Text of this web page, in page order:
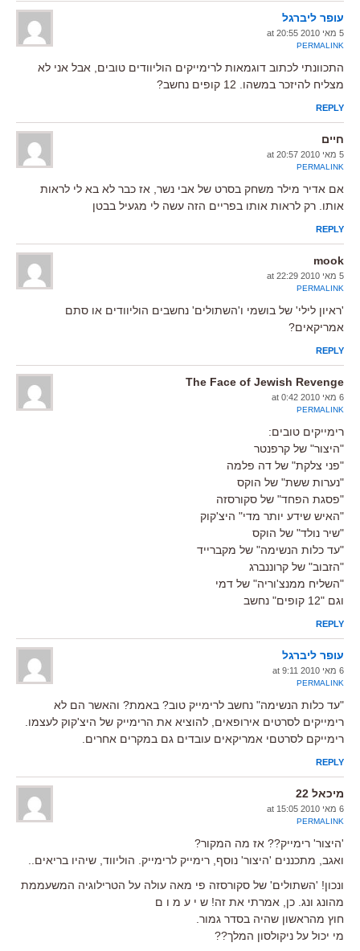
עופר ליברגל
5 מאי 2010 at 20:55
PERMALINK
התכוונתי לכתוב דוגמאות לרימייקים הוליוודים טובים, אבל אני לא
מצליח להיזכר במשהו. 12 קופים נחשב?
REPLY
חיים
5 מאי 2010 at 20:57
PERMALINK
אם אדיר מילר משחק בסרט של אבי נשר, אז כבר לא בא לי לראות
אותו. רק לראות אותו בפריים הזה עשה לי מגעיל בבטן
REPLY
mook
5 מאי 2010 at 22:29
PERMALINK
'ראיון לילי' של בושמי ו'השתולים' נחשבים הוליוודים או סתם
אמריקאים?
REPLY
The Face of Jewish Revenge
6 מאי 2010 at 0:42
PERMALINK
רימייקים טובים:
"היצור" של קרפנטר
"פני צלקת" של דה פלמה
"נערות ששת" של הוקס
"פסגת הפחד" של סקורסזה
"האיש שידע יותר מדי" היצ'קוק
"שיר נולד" של הוקס
"עד כלות הנשימה" של מקברייד
"הזבוב" של קרוננברג
"השליח ממנצ'וריה" של דמי
וגם "12 קופים" נחשב
REPLY
עופר ליברגל
6 מאי 2010 at 9:11
PERMALINK
"עד כלות הנשימה" נחשב לרימייק טוב? באמת? והאשר הם לא
רימייקים לסרטים אירופאים, להוציא את הרימייק של היצ'קוק לעצמו.
רימייקם לסרטםי אמריקאים עובדים גם במקרים אחרים.
REPLY
מיכאל 22
6 מאי 2010 at 15:05
PERMALINK
'היצור' רימייק?? אז מה המקור?
ואגב, מתכננים 'היצור' נוסף, רימייק לרימייק. הוליווד, שיהיו בריאים..
ונכון! 'השתולים' של סקורסזה פי מאה עולה על הטרילוגיה המשעממת
מהונג ונג. כן, אמרתי את זה! ש י ע מ ו ם
חוץ מהראשון שהיה בסדר גמור.
מי יכול על ניקולסון המלך??